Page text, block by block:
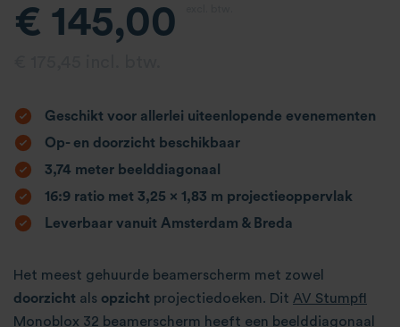
€ 145,00
Geschikt voor allerlei uiteenlopende evenementen
Op- en doorzicht beschikbaar
3,74 meter beelddiagonaal
16:9 ratio met 3,25 x 1,83 m projectieoppervlak
Leverbaar vanuit Amsterdam & Breda
Het meest gehuurde beamerscherm met zowel
doorzicht als opzicht projectiedoeken. Dit AV Stumpfl
Monoblox 32 beamerscherm heeft een beelddiagonaal